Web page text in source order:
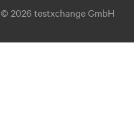
© 2026 testxchange GmbH